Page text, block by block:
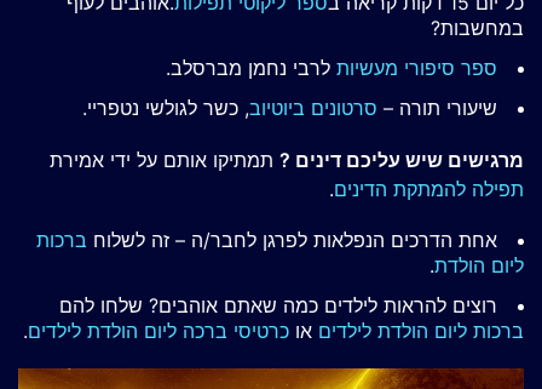
במחשבות?
ספר סיפורי מעשיות לרבי נחמן מברסלב.
שיעורי תורה – סרטונים ביוטיוב, כשר לגולשי נטפריי.
מרגישים שיש עליכם דינים ? תמתיקו אותם על ידי אמירת
תפילה להמתקת הדינים.
אחת הדרכים הנפלאות לפרגן לחבר/ה – זה לשלוח ברכות
ליום הולדת.
רוצים להראות לילדים כמה שאתם אוהבים? שלחו להם
ברכות ליום הולדת לילדים או כרטיסי ברכה ליום הולדת לילדים.